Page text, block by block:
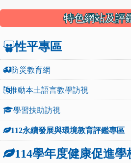
特色網站及評
性平專區
防災教育網
推動本土語言教學訪視
學習扶助訪視
112永續發展與環境教育評鑑專區
114學年度健康促進學